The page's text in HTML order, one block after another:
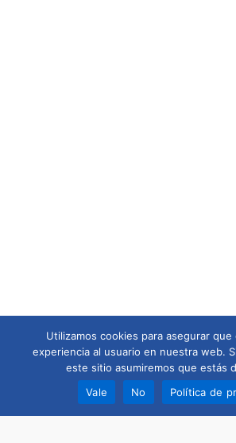
Utilizamos cookies para asegurar que
experiencia al usuario en nuestra web.
este sitio asumiremos que estás
Vale
No Política de